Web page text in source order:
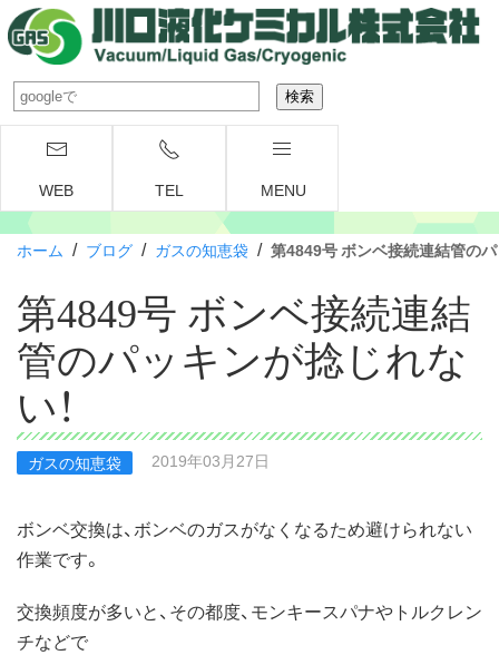
WEB TEL MENU
ホーム / ブログ / ガスの知恵袋 / 第4849号 ボンベ接続連結管の
第4849号 ボンベ接続連結
管のパッキンが捻じれな
い！
ガスの知恵袋 2019年03月27日
ボンベ交換は、ボンベのガスがなくなるため避けられない
作業です。
交換頻度が多いと、その都度、モンキースパナやトルクレン
チなどで